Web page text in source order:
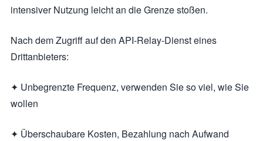
intensiver Nutzung leicht an die Grenze stoßen.
Nach dem Zugriff auf den API-Relay-Dienst eines
Drittanbieters:
✦ Unbegrenzte Frequenz, verwenden Sie so viel, wie Sie
wollen
✦ Überschaubare Kosten, Bezahlung nach Aufwand